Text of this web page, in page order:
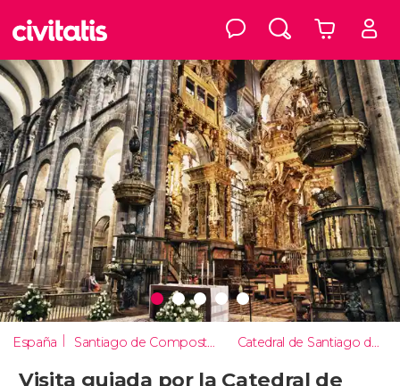
España Santiago de Compostela Catedral de Santiago de Compostela
Visita guiada por la Catedral de